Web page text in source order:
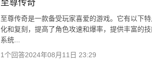
至尊传奇
至尊传奇是一款备受玩家喜爱的游戏。它有以下
化和复刻，提高了角色攻速和爆率，提供丰富的
系统...
1个回答2024年08月11日 23:29